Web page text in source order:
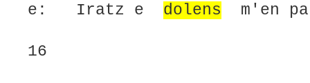
e: Iratz e dolens m'en
16